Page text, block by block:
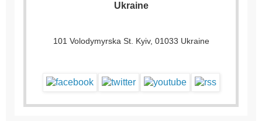
Ukraine
101 Volodymyrska St. Kyiv, 01033 Ukraine